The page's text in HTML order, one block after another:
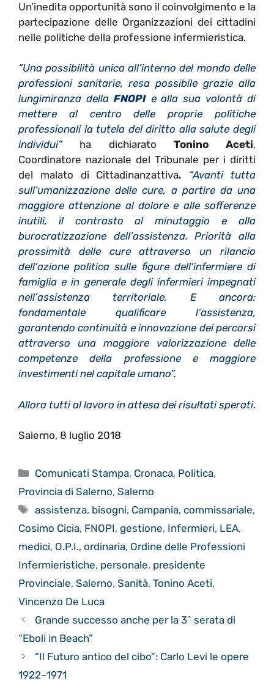
Un’inedita opportunità sono il coinvolgimento e la
partecipazione delle Organizzazioni dei cittadini
nelle politiche della professione infermieristica.
“Una possibilità unica all’interno del mondo delle
professioni sanitarie, resa possibile grazie alla
lungimiranza della FNOPIe alla sua volontà di
mettere al centro delle proprie politiche
professionali la tutela del diritto alla salute degli
individui” ha dichiarato Tonino Aceti,
Coordinatore nazionale del Tribunale per i diritti
del malato di Cittadinanzattiva. “Avanti tutta
sull’umanizzazione delle cure, a partire da una
maggiore attenzione al dolore e alle sofferenze
inutili, il contrasto al minutaggio e alla
burocratizzazione dell’assistenza. Priorità alla
prossimità delle cure attraverso un rilancio
dell’azione politica sulle figure dell’infermiere di
famiglia e in generale degli infermieri impegnati
nell’assistenza territoriale. E ancora:
fondamentale qualificare l’assistenza,
garantendo continuità e innovazione dei percorsi
attraverso una maggiore valorizzazione delle
competenze della professione e maggiore
investimenti nel capitale umano”.
Allora tutti al lavoro in attesa dei risultati sperati.
Salerno, 8 luglio 2018
Categorie
Comunicati Stampa, Cronaca, Politica,
Provincia di Salerno, Salerno
Tag
assistenza, bisogni, Campania,commissariale,
Cosimo Cicia, FNOPI, gestione, Infermieri, LEA,
medici, O.P.I., ordinaria, Ordine delle Professioni
Infermieristiche, personale, presidente
Provinciale, Salerno, Sanità, Tonino Aceti,
Vincenzo De Luca
Grande successo anche per la 3^ serata di
“Eboli in Beach”
“Il Futuro antico del cibo”: Carlo Levi le opere
1922–1971